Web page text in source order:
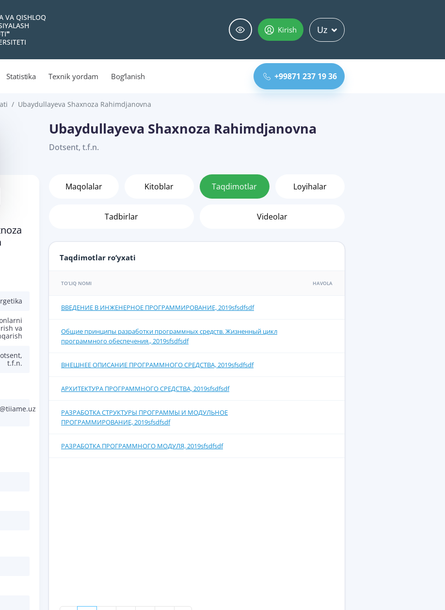
VA QISHLOQ
Kirish Uz
Statistika Texnik yordam Bog‘lanish +99871 237 19 36
Ubaydullayeva Shaxnoza Rahimdjanovna
va
t.f.n.
Ubaydullayeva Shaxnoza Rahimdjanovna
Dotsent, t.f.n.
Maqolalar Kitoblar Taqdimotlar Loyihalar
Tadbirlar Videolar
Taqdimotlar ro‘yxati
TO‘LIQ NOMI HAVOLA
ВВЕДЕНИЕ В ИНЖЕНЕРНОЕ ПРОГРАММИРОВАНИЕ, 2019sfsdfsdf
Общие принципы разработки программных средств. Жизненный цикл
программного обеспечения., 2019sfsdfsdf
ВНЕШНЕЕ ОПИСАНИЕ ПРОГРАММНОГО СРЕДСТВА, 2019sfsdfsdf
АРХИТЕКТУРА ПРОГРАММНОГО СРЕДСТВА, 2019sfsdfsdf
РАЗРАБОТКА СТРУКТУРЫ ПРОГРАММЫ И МОДУЛЬНОЕ
ПРОГРАММИРОВАНИЕ, 2019sfsdfsdf
РАЗРАБОТКА ПРОГРАММНОГО МОДУЛЯ, 2019sfsdfsdf